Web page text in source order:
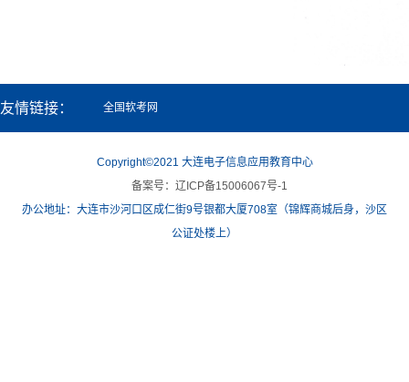
友情链接： 全国软考网
Copyright©2021 大连电子信息应用教育中心
备案号：辽ICP备15006067号-1
办公地址：大连市沙河口区成仁街9号银都大厦708室（锦辉商城后身，沙区
公证处楼上）